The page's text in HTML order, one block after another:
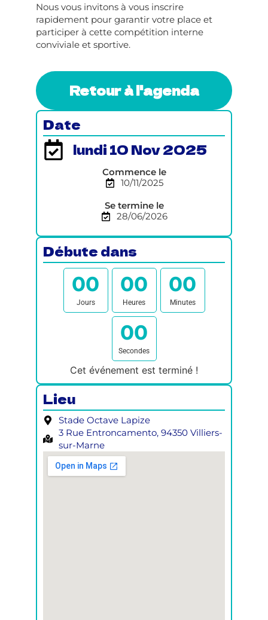
Nous vous invitons à vous inscrire
rapidement pour garantir votre place et
participer à cette compétition interne
conviviale et sportive.
Retour à l'agenda
Date
lundi 10 Nov 2025
Commence le
10/11/2025
Se termine le
28/06/2026
Débute dans
00
Jours
00
Heures
00
Minutes
00
Secondes
Cet événement est terminé !
Lieu
Stade Octave Lapize
3 Rue Entroncamento, 94350 Villiers-
sur-Marne